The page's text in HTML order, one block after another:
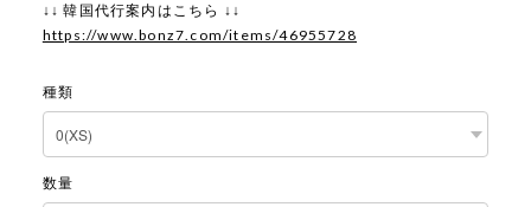
↓↓ 韓国代行案内はこちら ↓↓
https://www.bonz7.com/items/46955728
種類
数量